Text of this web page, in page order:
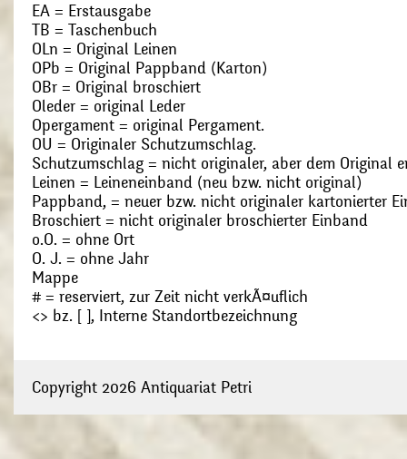
EA = Erstausgabe
TB = Taschenbuch
OLn = Original Leinen
OPb = Original Pappband (Karton)
OBr = Original broschiert
Oleder = original Leder
Opergament = original Pergament.
OU = Originaler Schutzumschlag.
Schutzumschlag = nicht originaler, aber dem Original
Leinen = Leineneinband (neu bzw. nicht original)
Pappband, = neuer bzw. nicht originaler kartonierter
Broschiert = nicht originaler broschierter Einband
o.O. = ohne Ort
O. J. = ohne Jahr
Mappe
# = reserviert, zur Zeit nicht verkÃ¤uflich
<> bz. [ ], Interne Standortbezeichnung
Copyright 2026 Antiquariat Petri